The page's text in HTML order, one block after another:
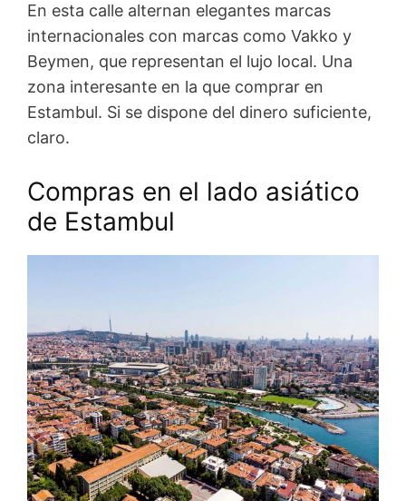
En esta calle alternan elegantes marcas
internacionales con marcas como Vakko y
Beymen, que representan el lujo local. Una
zona interesante en la que comprar en
Estambul. Si se dispone del dinero suficiente,
claro.
Compras en el lado asiático
de Estambul